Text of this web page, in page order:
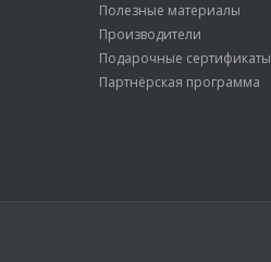
Полезные материалы
Производители
Подарочные сертификаты
Партнёрская программа